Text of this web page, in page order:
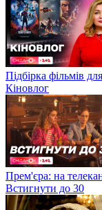
Підбірка фільмів
Кіновлог
Прем'єра: на
Встигнути до 30